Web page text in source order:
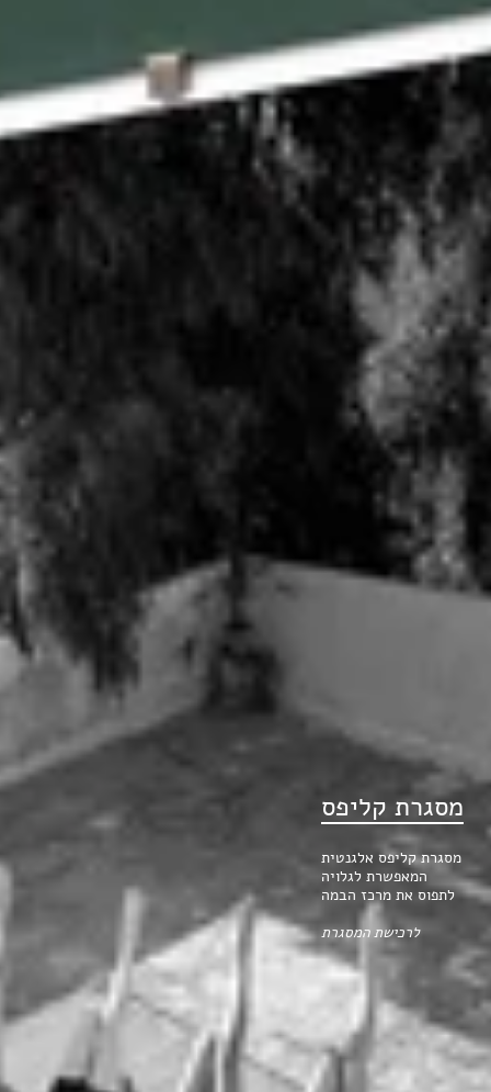
מסגרת קליפס
מסגרת קליפס אלגנטית
המאפשרת לגלויה
לתפוס את מרכז הבמה
לרכישת המסגרת